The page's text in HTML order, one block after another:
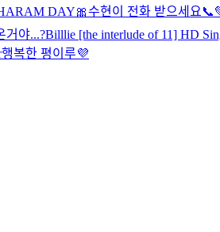
DAY🎀수현이 전화 받으세요
거야...?Billlie [the interlude of 11] HD
행복한 평이루💜